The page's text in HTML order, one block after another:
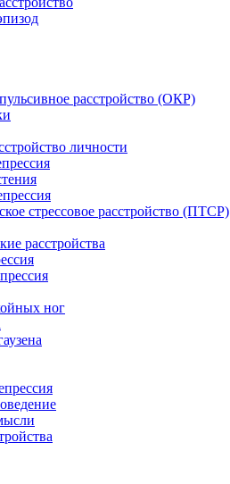
расстройство (ОКР)
личности
стрессовое расстройство (ПТСР)
расстройства
ног